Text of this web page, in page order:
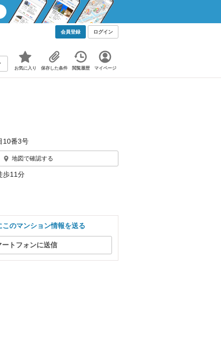
会員登録 ログイン
お気に入り 保存した条件 閲覧履歴 マイページ
10番3号
地図で確認する
歩11分
のマンション情報を送る
トフォンに送信